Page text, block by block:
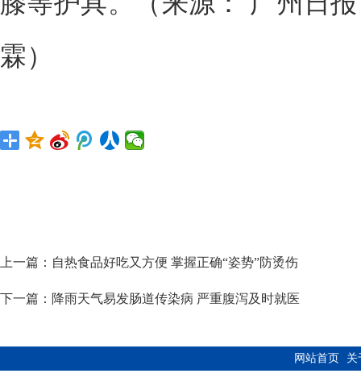
霖）
上一篇： 自热食品好吃又方便 掌握正确“姿势”防烫伤
下一篇： 降雨天气易发肠道传染病 严重腹泻及时就医
网站首页 关